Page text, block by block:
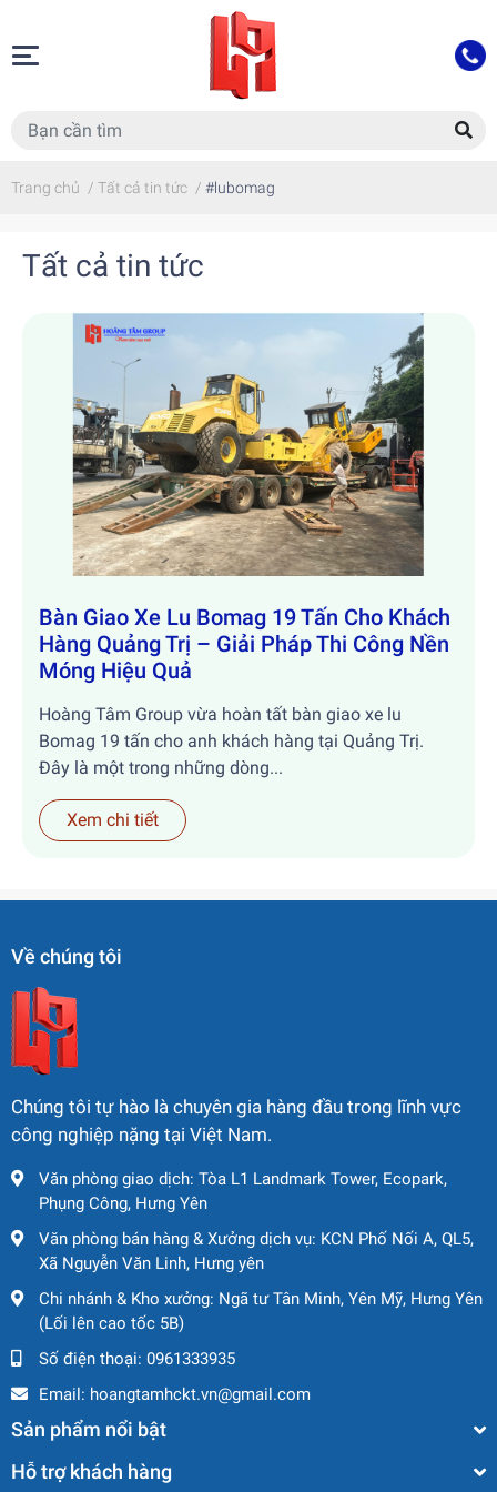
Trang chủ / Tất cả tin tức / #lubomag
Tất cả tin tức
Bàn Giao Xe Lu Bomag 19 Tấn Cho Khách
Hàng Quảng Trị – Giải Pháp Thi Công Nền
Móng Hiệu Quả
Hoàng Tâm Group vừa hoàn tất bàn giao xe lu
Bomag 19 tấn cho anh khách hàng tại Quảng Trị.
Đây là một trong những dòng...
Xem chi tiết
Về chúng tôi
Chúng tôi tự hào là chuyên gia hàng đầu trong lĩnh vực
công nghiệp nặng tại Việt Nam.
Văn phòng giao dịch: Tòa L1 Landmark Tower, Ecopark,
Phụng Công, Hưng Yên
Văn phòng bán hàng & Xưởng dịch vụ: KCN Phố Nối A, QL5,
Xã Nguyễn Văn Linh, Hưng yên
Chi nhánh & Kho xưởng: Ngã tư Tân Minh, Yên Mỹ, Hưng Yên
(Lối lên cao tốc 5B)
Số điện thoại: 0961333935
Email: hoangtamhckt.vn@gmail.com
Sản phẩm nổi bật
Hỗ trợ khách hàng